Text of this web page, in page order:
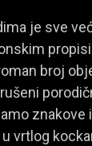
je sve
broj
znakove
vrtlog